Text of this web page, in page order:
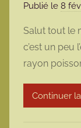
Publié le 8
Salut tout le
c’est un peu
rayon
Continuer